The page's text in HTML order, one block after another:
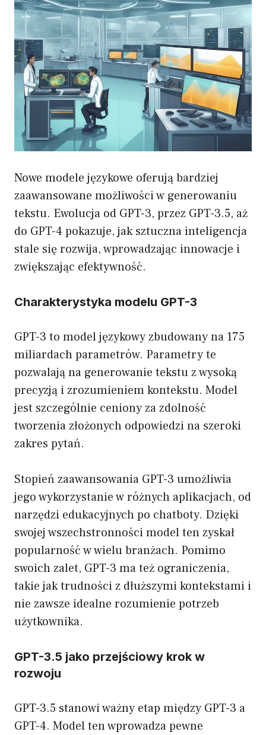
Nowe modele językowe oferują bardziej
zaawansowane możliwości w generowaniu
tekstu. Ewolucja od GPT-3, przez GPT-3.5, aż
do GPT-4 pokazuje, jak sztuczna inteligencja
stale się rozwija, wprowadzając innowacje i
zwiększając efektywność.
Charakterystyka modelu GPT-3
GPT-3 to model językowy zbudowany na 175
miliardach parametrów. Parametry te
pozwalają na generowanie tekstu z wysoką
precyzją i zrozumieniem kontekstu. Model
jest szczególnie ceniony za zdolność
tworzenia złożonych odpowiedzi na szeroki
zakres pytań.
Stopień zaawansowania GPT-3 umożliwia
jego wykorzystanie w różnych aplikacjach, od
narzędzi edukacyjnych po chatboty. Dzięki
swojej wszechstronności model ten zyskał
popularność w wielu branżach. Pomimo
swoich zalet, GPT-3 ma też ograniczenia,
takie jak trudności z dłuższymi kontekstami i
nie zawsze idealne rozumienie potrzeb
użytkownika.
GPT-3.5 jako przejściowy krok w
rozwoju
GPT-3.5 stanowi ważny etap między GPT-3 a
GPT-4. Model ten wprowadza pewne